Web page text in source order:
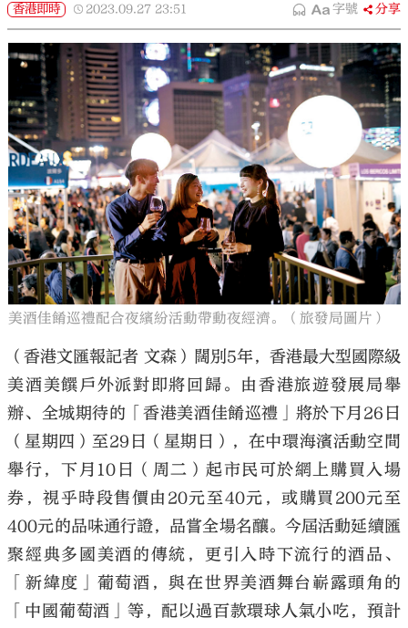
香港即時 2023.09.27 23:51 字號 分享
美酒佳餚巡禮配合夜繽紛活動帶動夜經濟。（旅發局圖片）
（香港文匯報記者 文森）闊別5年，香港最大型國際級
美酒美饌戶外派對即將回歸。由香港旅遊發展局舉
辦、全城期待的「香港美酒佳餚巡禮」將於下月26日
（星期四）至29日（星期日），在中環海濱活動空間
舉行，下月10日（周二）起市民可於網上購買入場
券，視乎時段售價由20元至40元，或購買200元至
400元的品味通行證，品嘗全場名釀。今屆活動延續匯
聚經典多國美酒的傳統，更引入時下流行的酒品、
「新緯度」葡萄酒，與在世界美酒舞台嶄露頭角的
「中國葡萄酒」等，配以過百款環球人氣小吃，預計